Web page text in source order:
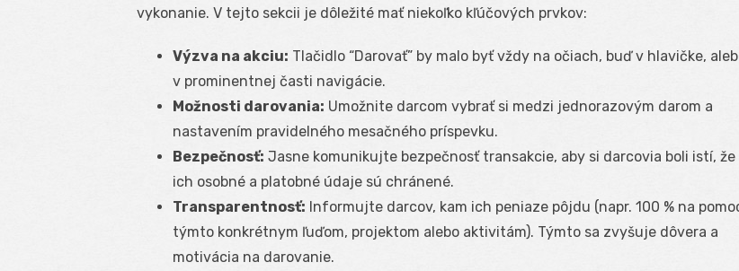
vykonanie. V tejto sekcii je dôležité mať niekoľko kľúčových prvkov:
Výzva na akciu: Tlačidlo “Darovať” by malo byť vždy na očiach, buď v hlavičke,
v prominentnej časti navigácie.
Možnosti darovania: Umožnite darcom vybrať si medzi jednorazovým darom a
nastavením pravidelného mesačného príspevku.
Bezpečnosť: Jasne komunikujte bezpečnosť transakcie, aby si darcovia boli istí, že
ich osobné a platobné údaje sú chránené.
Transparentnosť: Informujte darcov, kam ich peniaze pôjdu (napr. 100 % na
týmto konkrétnym ľuďom, projektom alebo aktivitám). Týmto sa zvyšuje dôvera a
motivácia na darovanie.